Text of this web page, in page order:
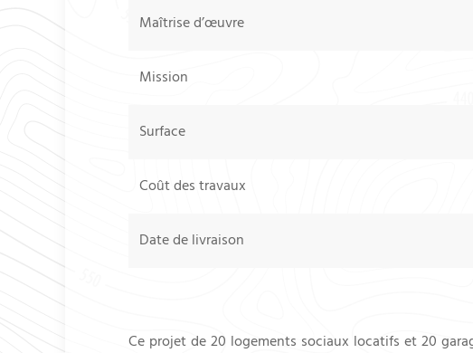
Maîtrise d’œuvre
Mission
Surface
Coût des travaux
Date de livraison
Ce projet de 20 logements sociaux locatifs et 20